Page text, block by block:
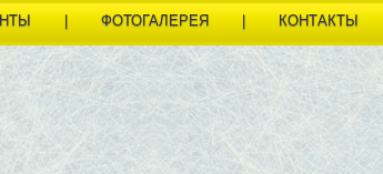
| ФОТОГАЛЕРЕЯ | КОНТАКТЫ